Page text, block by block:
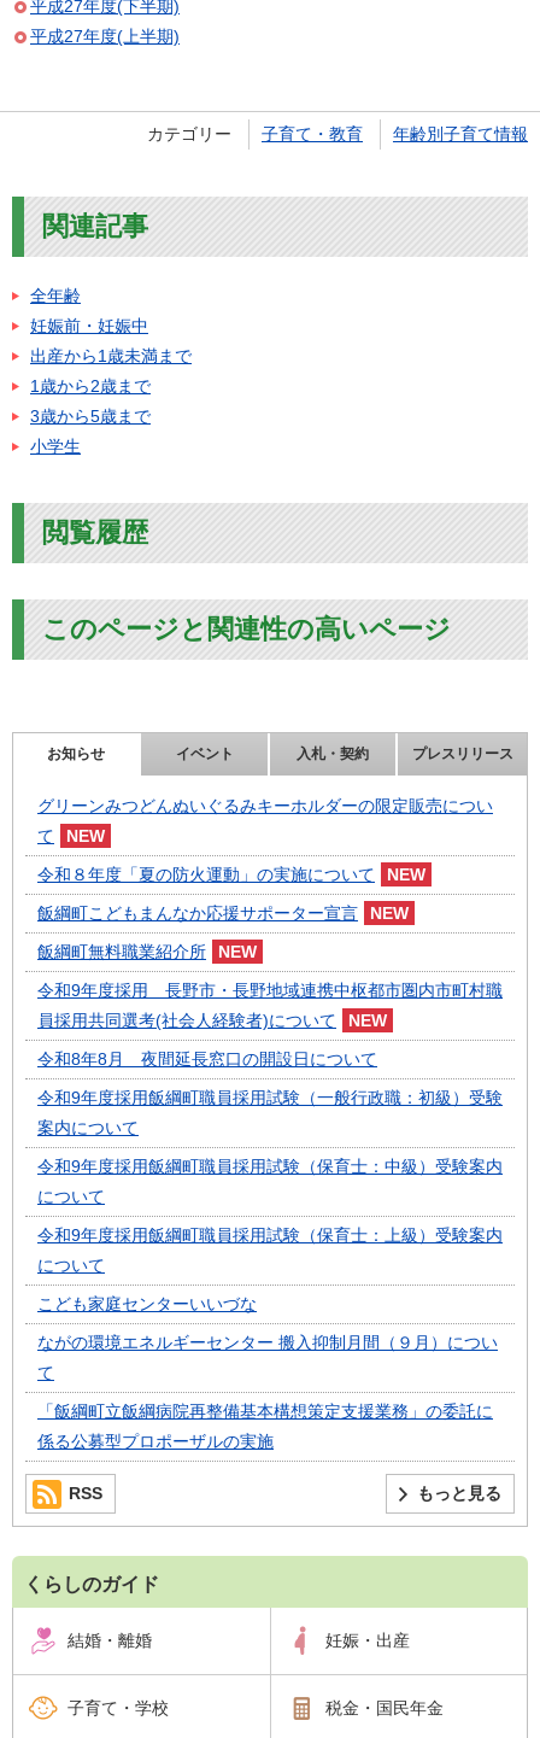
平成27年度(下半期)
平成27年度(上半期)
カテゴリー 子育て・教育 年齢別子育て情報
関連記事
全年齢
妊娠前・妊娠中
出産から1歳未満まで
1歳から2歳まで
3歳から5歳まで
小学生
閲覧履歴
このページと関連性の高いページ
お知らせ イベント 入札・契約 プレスリリース
グリーンみつどんぬいぐるみキーホルダーの限定販売につい
て
令和８年度「夏の防火運動」の実施について
飯綱町こどもまんなか応援サポーター宣言
飯綱町無料職業紹介所
令和9年度採用 長野市・長野地域連携中枢都市圏内市町村職
員採用共同選考(社会人経験者)について
令和8年8月 夜間延長窓口の開設日について
令和9年度採用飯綱町職員採用試験（一般行政職：初級）受験
案内について
令和9年度採用飯綱町職員採用試験（保育士：中級）受験案内
について
令和9年度採用飯綱町職員採用試験（保育士：上級）受験案内
について
こども家庭センターいいづな
ながの環境エネルギーセンター 搬入抑制月間（９月）につい
て
「飯綱町立飯綱病院再整備基本構想策定支援業務」の委託に
係る公募型プロポーザルの実施
もっと見る
RSS
くらしのガイド
結婚・離婚 妊娠・出産
子育て・学校 税金・国民年金